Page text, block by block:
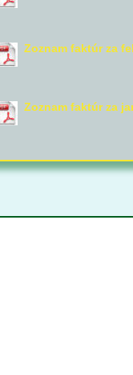
Zoznam faktúr za
Zoznam faktúr za